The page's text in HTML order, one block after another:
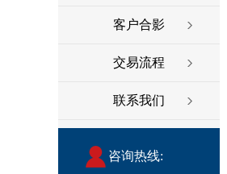
客户合影
交易流程
联系我们
咨询热线: